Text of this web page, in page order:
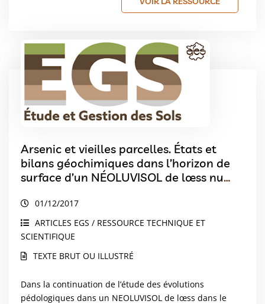
Arsenic et vieilles parcelles. États et
bilans géochimiques dans l’horizon de
surface d’un NÉOLUVISOL de lœss nu
fertilisantes depuis 1928.
01/12/2017
ARTICLES EGS / RESSOURCE TECHNIQUE ET
SCIENTIFIQUE
TEXTE BRUT OU ILLUSTRÉ
Dans la continuation de l’étude des évolutions
pédologiques dans un NEOLUVISOL de lœss dans le